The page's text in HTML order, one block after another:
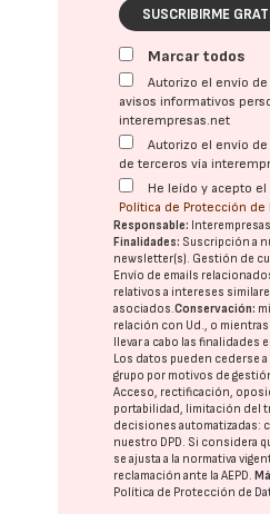
SUSCRIBIRME
Marcar todos
Autorizo el envío
avisos informativos
interempresas.net
Autorizo el envío
de terceros vía
He leído y acepto el
Política de Protección de
Responsable: Interempresas
Finalidades: Suscripción a
newsletter(s). Gestión de
Envío de emails
relativos a intereses
asociados.Conservación:
relación con Ud., o mientras
llevar a cabo las finalidades
Los datos pueden cederse a
grupo por motivos de
Acceso, rectificación,
portabilidad, limitación del
decisiones automatizadas:
nuestro DPD . Si considera
se ajusta a la normativa
reclamación ante laAEPD .
Política de Protección de